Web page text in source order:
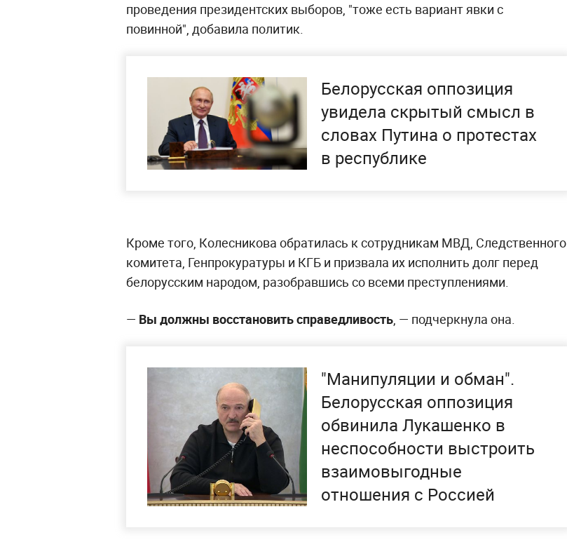
проведения президентских выборов, "тоже есть вариант явки с
повинной", добавила политик.
Белорусская оппозиция
увидела скрытый смысл в
словах Путина о протестах
в республике
Кроме того, Колесникова обратилась к сотрудникам МВД, Следственного
комитета, Генпрокуратуры и КГБ и призвала их исполнить долг перед
белорусским народом, разобравшись со всеми преступлениями.
— Вы должны восстановить справедливость, — подчеркнула она.
"Манипуляции и обман".
Белорусская оппозиция
обвинила Лукашенко в
неспособности выстроить
взаимовыгодные
отношения с Россией